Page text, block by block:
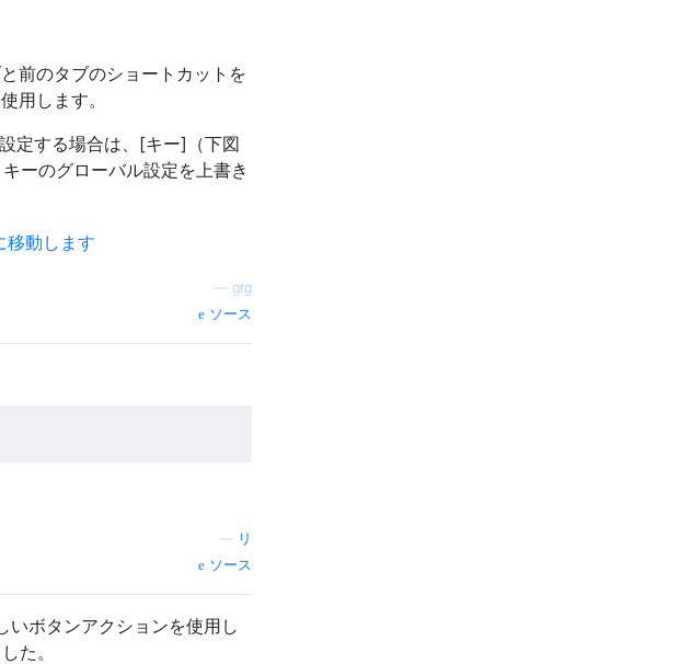
前のタブのショートカットを
します。
定する場合は、[キー]（下図
ーのグローバル設定を上書き
grg
ソース
リ
ソース
いボタンアクションを使用し
た。